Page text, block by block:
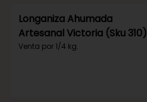
Longaniza Ahumada
Artesanal Victoria (Sku 310)
Venta por 1/4 kg.